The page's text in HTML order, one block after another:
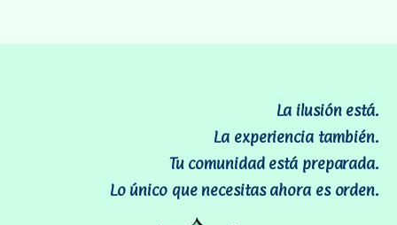
La ilusión está.
La experiencia también.
Tu comunidad está preparada.
Lo único que necesitas ahora es orden.